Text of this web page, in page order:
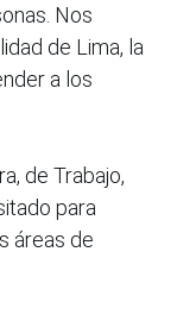
Nos
de Lima, la
a los
de Trabajo,
para
áreas de